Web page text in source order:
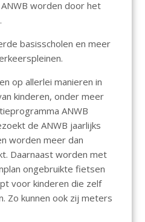
worden door het
basisscholen en meer
op allerlei manieren in
kinderen, onder meer
ANWB
de ANWB jaarlijks
worden meer dan
Daarnaast worden met
ongebruikte fietsen
voor kinderen die zelf
Zo kunnen ook zij meters